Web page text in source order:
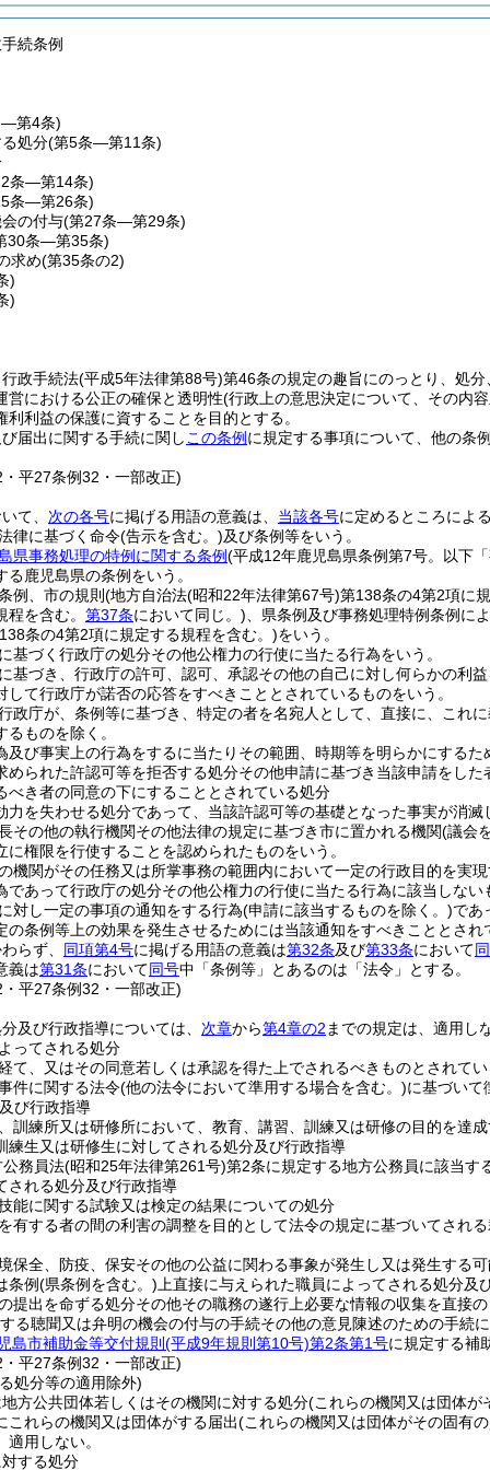
続条例
―第4条)
処分(第5条―第11条)
条―第14条)
条―第26条)
の付与(第27条―第29条)
30条―第35条)
求め(第35条の2)
)
)
政手続法(平成5年法律第88号)第46条の規定の趣旨にのっとり、処
営における公正の確保と透明性(行政上の意思決定について、その内
利利益の保護に資することを目的とする。
届出に関する手続に関し この条例 に規定する事項について、他の条
平27条例32・一部改正)
て、 次の各号に掲げる用語の意義は、 当該各号に定めるところによ
律に基づく命令(告示を含む。)及び条例等をいう。
県事務処理の特例に関する条例(平成12年鹿児島県条例第7号。以下
鹿児島県の条例をいう。
例、市の規則 (地方自治法(昭和22年法律第67号)第138条の4第2項に
を含む。 第37条において同じ。) 、県条例及び事務処理特例条例に
条の4第2項に規定する規程を含む。)をいう。
づく行政庁の処分その他公権力の行使に当たる行為をいう。
づき、行政庁の許可、認可、承認その他の自己に対し何らかの利
して行政庁が諾否の応答をすべきこととされているものをいう。
庁が、条例等に基づき、特定の者を名宛人として、直接に、これ
ものを除く。
及び事実上の行為をするに当たりその範囲、時期等を明らかにする
められた許認可等を拒否する処分その他申請に基づき当該申請をし
べき者の同意の下にすることとされている処分
力を失わせる処分であって、当該許認可等の基礎となった事実が消
の他の執行機関その他法律の規定に基づき市に置かれる機関(議会
に権限を行使することを認められたものをいう。
関がその任務又は所掌事務の範囲内において一定の行政目的を実
であって行政庁の処分その他公権力の行使に当たる行為に該当しない
対し一定の事項の通知をする行為(申請に該当するものを除く。)であ
の条例等上の効果を発生させるためには当該通知をすべきこととされ
らず、 同項第4号に掲げる用語の意義は第32条及び第33条において
義は第31条において同号中「条例等」とあるのは「法令」とする。
平27条例32・一部改正)
及び行政指導については、 次章から第4章の2 までの規定は、適用し
ってされる処分
て、又はその同意若しくは承認を得た上でされるべきものとされて
件に関する法令(他の法令において準用する場合を含む。)に基づいて
び行政指導
訓練所又は研修所において、教育、講習、訓練又は研修の目的を達
練生又は研修生に対してされる処分及び行政指導
務員法(昭和25年法律第261号)第2条に規定する地方公務員に該当す
される処分及び行政指導
能に関する試験又は検定の結果についての処分
有する者の間の利害の調整を目的として法令の規定に基づいてされ
保全、防疫、保安その他の公益に関わる事象が発生し又は発生する
条例(県条例を含む。) 上直接に与えられた職員によってされる処分及
提出を命ずる処分その他その職務の遂行上必要な情報の収集を直接
る聴聞又は弁明の機会の付与の手続その他の意見陳述のための手続
島市補助金等交付規則 (平成9年規則第10号)第2条第1号に規定する補
平27条例32・一部改正)
処分等の適用除外)
方公共団体若しくはその機関に対する処分(これらの機関又は団体が
これらの機関又は団体がする届出(これらの機関又は団体がその固有
適用しない。
する処分